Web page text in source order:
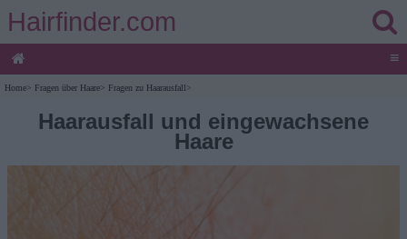
Hairfinder.com
≡
Home> Fragen über Haare> Fragen zu Haarausfall>
Haarausfall und eingewachsene
Haare